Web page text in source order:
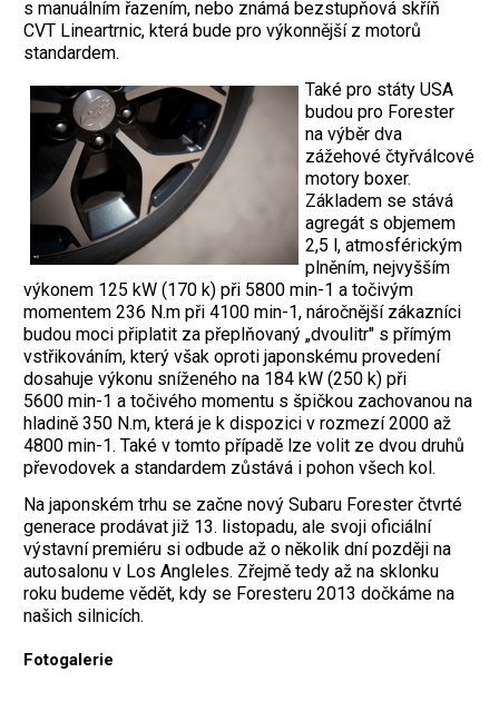
s manuálním řazením, nebo známá bezstupňová skříň
CVT Lineartrnic, která bude pro výkonnější z motorů
standardem.
Také pro státy USA
budou pro Forester
na výběr dva
zážehové čtyřválcové
motory boxer.
Základem se stává
agregát s objemem
2,5 l, atmosférickým
plněním, nejvyšším
výkonem 125 kW (170 k) při 5800 min-1 a točivým
momentem 236 N.m při 4100 min-1, náročnější zákazníci
budou moci připlatit za přeplňovaný „dvoulitr" s přímým
vstřikováním, který však oproti japonskému provedení
dosahuje výkonu sníženého na 184 kW (250 k) při
5600 min-1 a točivého momentu s špičkou zachovanou na
hladině 350 N.m, která je k dispozici v rozmezí 2000 až
4800 min-1. Také v tomto případě lze volit ze dvou druhů
převodovek a standardem zůstává i pohon všech kol.
Na japonském trhu se začne nový Subaru Forester čtvrté
generace prodávat již 13. listopadu, ale svoji oficiální
výstavní premiéru si odbude až o několik dní později na
autosalonu v Los Angleles. Zřejmě tedy až na sklonku
roku budeme vědět, kdy se Foresteru 2013 dočkáme na
našich silnicích.
Fotogalerie